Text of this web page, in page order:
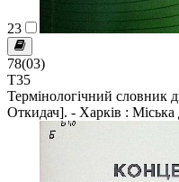
23
78(03)
Т35
Термінологічний словник
Откидач]. - Харків :